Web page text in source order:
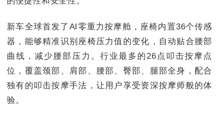
新车全球首发了AI零重力按摩舱，座椅内置36个传感
器，能够精准识别座椅压力值的变化，自动贴合腰部
曲线，减少腰部压力。行业最多的26点叩击按摩点
位，覆盖颈部、肩部、腰部、臀部、腿部全身，配合
独有的叩击按摩手法，让用户享受资深按摩师般的体
验。